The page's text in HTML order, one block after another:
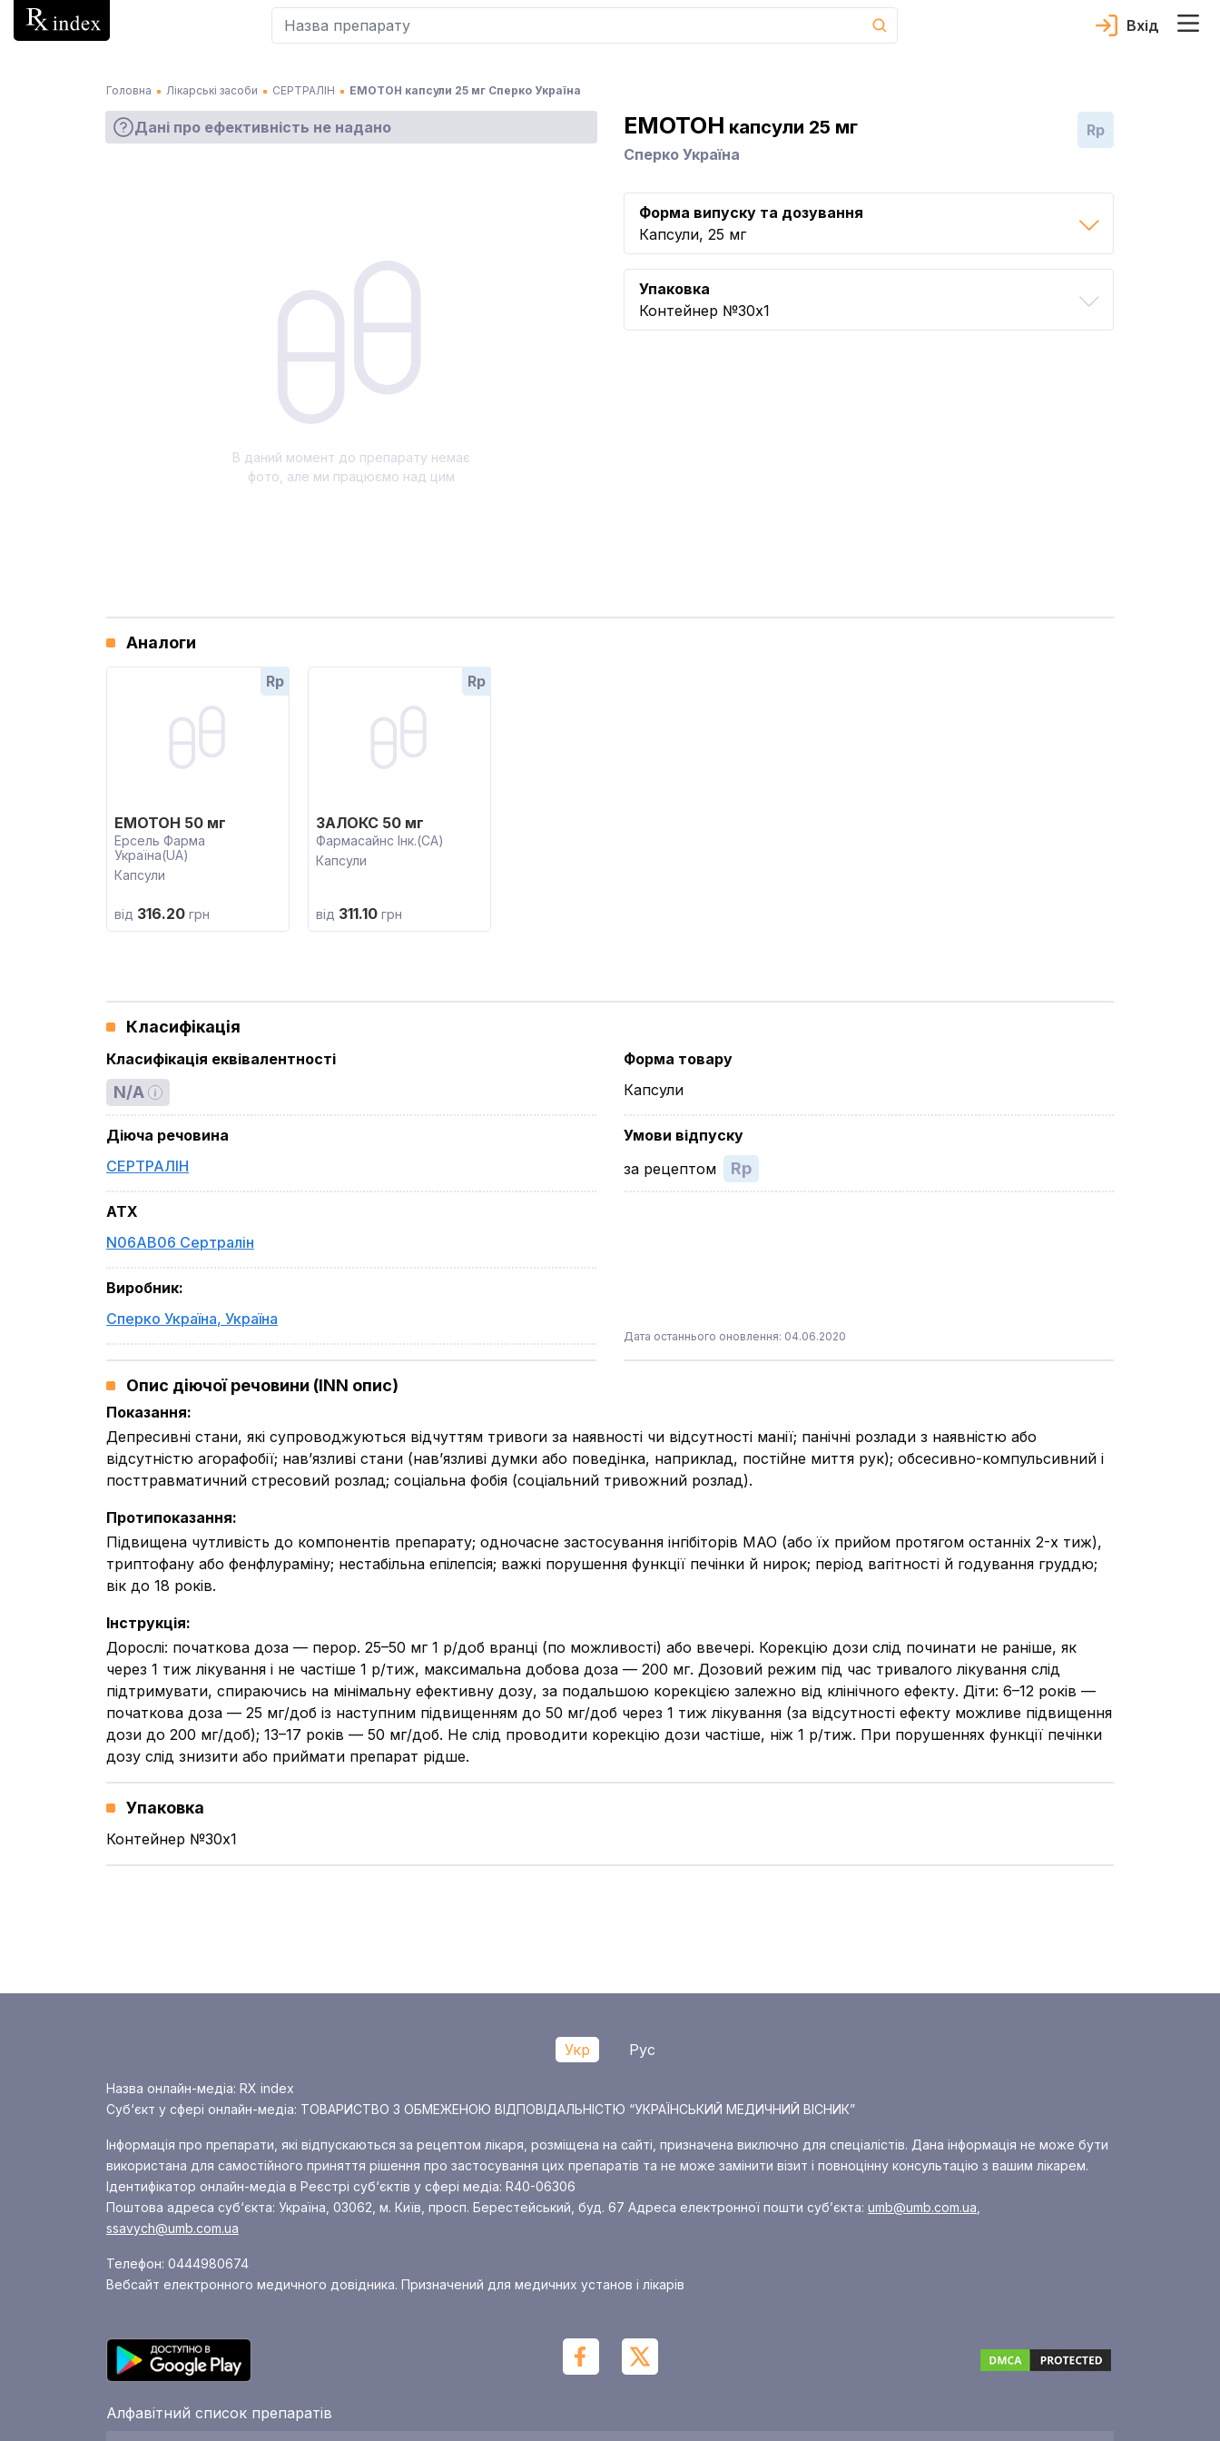
Вхід
Головна Лікарські засоби СЕРТРАЛІН ЕМОТОН капсули 25 мг Сперко Україна
Дані про ефективність не надано
В даний момент до препарату немає
фото, але ми працюємо над цим
ЕМОТОН капсули 25 мг
Сперко Україна
Rp
Форма випуску та дозування
Капсули, 25 мг
Упаковка
Контейнер №30x1
Аналоги
Rp
ЕМОТОН 50 мг
Ерсель Фарма
Україна(UA)
Капсули
від 316.20 грн
Rp
ЗАЛОКС 50 мг
Фармасайнс Інк.(CA)
Капсули
від 311.10 грн
Класифікація
Класифікація еквівалентності
N/A
Діюча речовина
СЕРТРАЛІН
ATX
N06AB06 Сертралін
Виробник:
Сперко Україна, Україна
Форма товару
Капсули
Умови відпуску
за рецептом
Rp
Дата останнього оновлення: 04.06.2020
Опис діючої речовини (INN опис)
Показання:
Депресивні стани, які супроводжуються відчуттям тривоги за наявності чи відсутності манії; панічні розлади з наявністю або
відсутністю агорафобії; нав’язливі стани (нав’язливі думки або поведінка, наприклад, постійне миття рук); обсесивно-компульсивний і
посттравматичний стресовий розлад; соціальна фобія (соціальний тривожний розлад).
Протипоказання:
Підвищена чутливість до компонентів препарату; одночасне застосування інгібіторів МАО (або їх прийом протягом останніх 2-х тиж),
триптофану або фенфлураміну; нестабільна епілепсія; важкі порушення функції печінки й нирок; період вагітності й годування груддю;
вік до 18 років.
Інструкція:
Дорослі: початкова доза — перор. 25–50 мг 1 р/доб вранці (по можливості) або ввечері. Корекцію дози слід починати не раніше, як
через 1 тиж лікування і не частіше 1 р/тиж, максимальна добова доза — 200 мг. Дозовий режим під час тривалого лікування слід
підтримувати, спираючись на мінімальну ефективну дозу, за подальшою корекцією залежно від клінічного ефекту. Діти: 6–12 років —
початкова доза — 25 мг/доб із наступним підвищенням до 50 мг/доб через 1 тиж лікування (за відсутності ефекту можливе підвищення
дози до 200 мг/доб); 13–17 років — 50 мг/доб. Не слід проводити корекцію дози частіше, ніж 1 р/тиж. При порушеннях функції печінки
дозу слід знизити або приймати препарат рідше.
Упаковка
Контейнер №30x1
Укр Рус
Назва онлайн-медіа: RX index
Суб‘єкт у сфері онлайн-медіа: ТОВАРИСТВО З ОБМЕЖЕНОЮ ВІДПОВІДАЛЬНІСТЮ “УКРАЇНСЬКИЙ МЕДИЧНИЙ ВІСНИК”
Інформація про препарати, які відпускаються за рецептом лікаря, розміщена на сайті, призначена виключно для спеціалістів. Дана інформація не може бути
використана для самостійного приняття рішення про застосування цих препаратів та не може замінити візит і повноцінну консультацію з вашим лікарем.
Ідентифікатор онлайн-медіа в Реєстрі суб‘єктів у сфері медіа: R40-06306
Поштова адреса суб‘єкта: Україна, 03062, м. Київ, просп. Берестейський, буд. 67 Адреса електронної пошти суб’єкта: umb@umb.com.ua
ssavych@umb.com.ua
Телефон: 0444980674
Вебсайт електронного медичного довідника. Призначений для медичних установ і лікарів
Алфавітний список препаратів